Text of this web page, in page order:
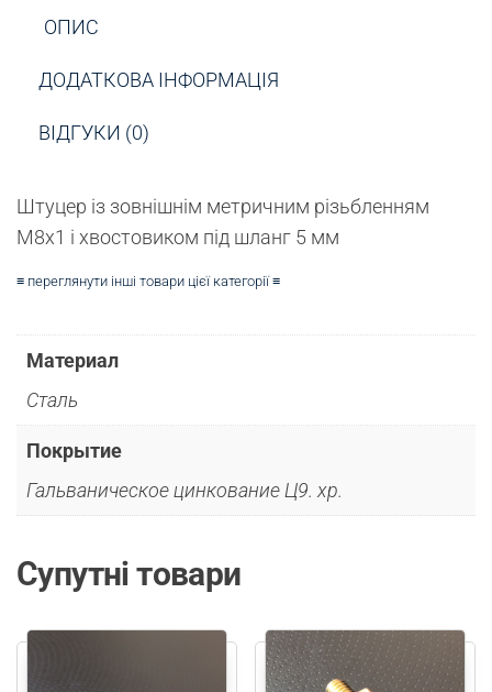
ОПИС
ДОДАТКОВА ІНФОРМАЦІЯ
ВІДГУКИ (0)
Штуцер із зовнішнім метричним різьбленням
М8х1 і хвостовиком під шланг 5 мм
≡ переглянути інші товари цієї категорії ≡
Материал
Сталь
Покрытие
Гальваническое цинкование Ц9. хр.
Супутні товари